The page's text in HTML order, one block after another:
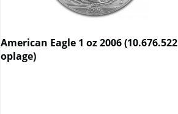
American Eagle 1 oz 2006 (10.676.522
oplage)